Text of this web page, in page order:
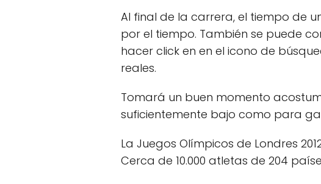
Al final de la carrera, el tiempo de
por el tiempo. También se puede
hacer click en en el icono de
reales.
Tomará un buen momento
suficientemente bajo como para
La Juegos Olímpicos de Londres
Cerca de 10.000 atletas de 204